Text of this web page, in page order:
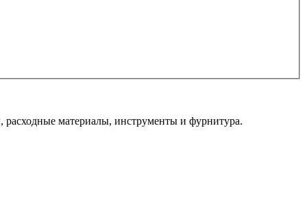
материалы, инструменты и фурнитура.